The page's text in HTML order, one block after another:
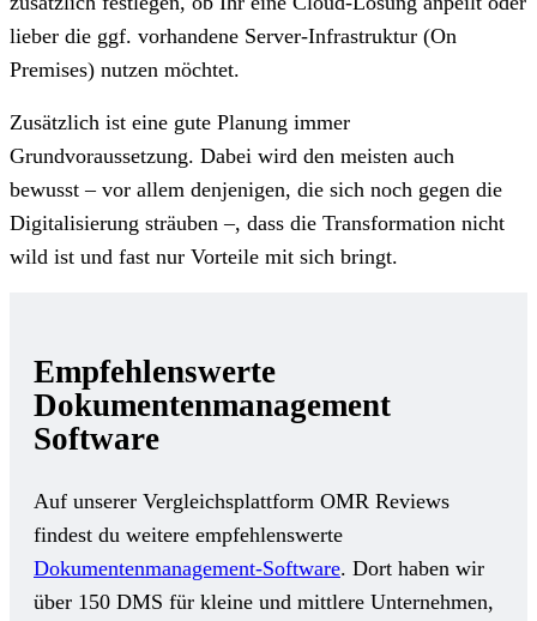
lieber die ggf. vorhandene Server-Infrastruktur (On
Premises) nutzen möchtet.
Zusätzlich ist eine gute Planung immer
Grundvoraussetzung. Dabei wird den meisten auch
bewusst – vor allem denjenigen, die sich noch gegen die
Digitalisierung sträuben –, dass die Transformation nicht
wild ist und fast nur Vorteile mit sich bringt.
Empfehlenswerte
Dokumentenmanagement
Software
Auf unserer Vergleichsplattform OMR Reviews
findest du weitere empfehlenswerte
Dokumentenmanagement-Software. Dort haben wir
über 150 DMS für kleine und mittlere Unternehmen,